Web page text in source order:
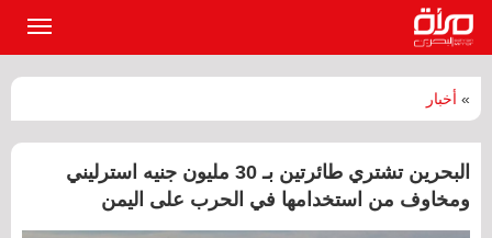
» أخبار
البحرين تشتري طائرتين بـ 30 مليون جنيه استرليني
ومخاوف من استخدامها في الحرب على اليمن